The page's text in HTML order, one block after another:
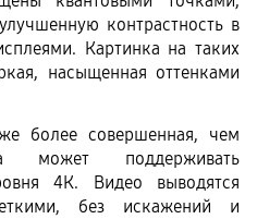
контрастность в
Картинка на таких
насыщенная оттенками
более совершенная, чем
может поддерживать
4К. Видео выводятся
без искажений и